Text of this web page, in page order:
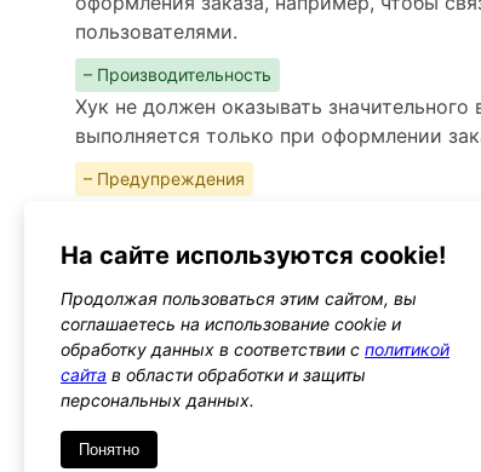
пользователями.
– Производительность
Хук не должен оказывать значительного
выполняется только при оформлении
– Предупреждения
Убедитесь, что изменения
вашего магазина, особенно если вы
Альтернативы
woocommerce_checkout_create_order
Тип: action
Этот хук позволяет вам
изменения других аспектов заказа.
На сайте используются cookie!
Продолжая пользоваться этим сайтом, вы
соглашаетесь на использование cookie и
обработку данных в соответствии с политикой
сайта в области обработки и защиты
персональных данных.
Понятно